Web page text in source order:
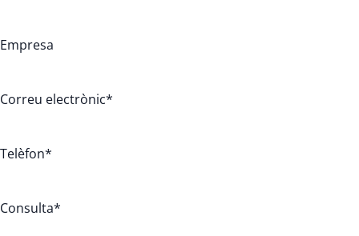
Empresa
Correu electrònic*
Telèfon*
Consulta*